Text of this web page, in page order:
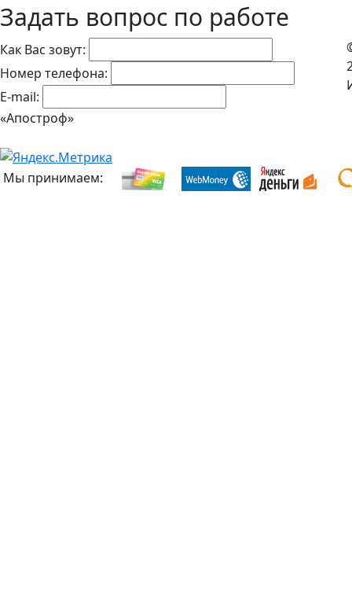
Задать вопрос по работе
Как Вас зовут:
Номер телефона:
E-mail:
«Апостроф»
Мы принимаем: